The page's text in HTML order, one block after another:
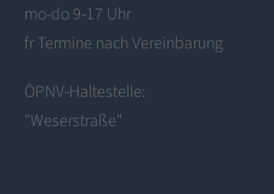
mo-do 9-17 Uhr
fr Termine nach Vereinbarung
ÖPNV-Haltestelle:
"Weserstraße"